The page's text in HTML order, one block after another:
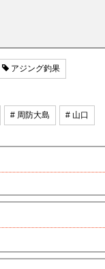
アジング釣果
# 周防大島 # 山口